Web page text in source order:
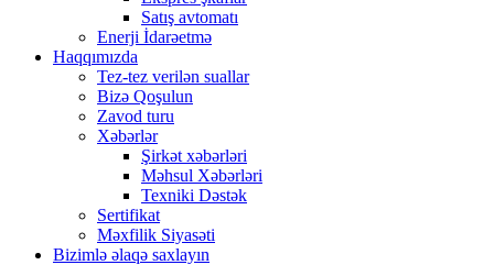
Satış avtomatı
Enerji İdarəetmə
Haqqımızda
Tez-tez verilən suallar
Bizə Qoşulun
Zavod turu
Xəbərlər
Şirkət xəbərləri
Məhsul Xəbərləri
Texniki Dəstək
Sertifikat
Məxfilik Siyasəti
Bizimlə əlaqə saxlayın